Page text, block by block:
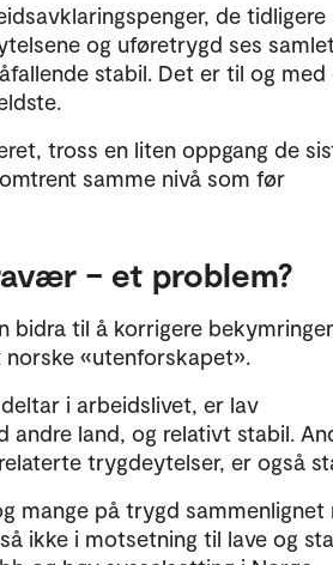
de tidligere
og uføretrygd ses
stabil. Det er til og med
tross en liten oppgang de
samme nivå som før
– et problem?
bidra til å korrigere
«utenforskapet».
i arbeidslivet, er lav
andre land, og relativt stabil.
trygdeytelser, er også
mange på trygd sammenlignet
ikke i motsetning til lave og